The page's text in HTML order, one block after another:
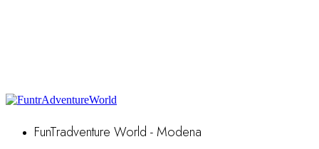
FunTradventure World - Modena